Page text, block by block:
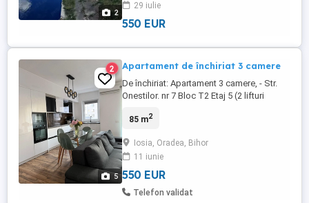
2
what's app
29 iulie
550 EUR
5
2 Apartament de închiriat 3 camere
De închiriat: Apartament 3 camere, - Str.
Onestilor. nr 7 Bloc T2 Etaj 5 (2 lifturi
Ofer spre inchiriere un apartament cu 3
excelentă și liniștită . Proprietatea se
închiriază direct de catre persoană ...
85 m2
Iosia, Oradea, Bihor
11 iunie
550 EUR
Telefon validat